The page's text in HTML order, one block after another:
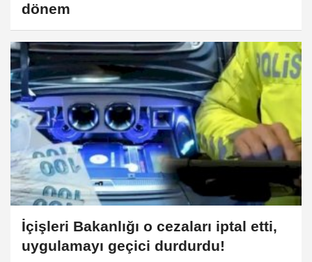
dönem
İçişleri Bakanlığı o cezaları iptal etti,
uygulamayı geçici durdurdu!